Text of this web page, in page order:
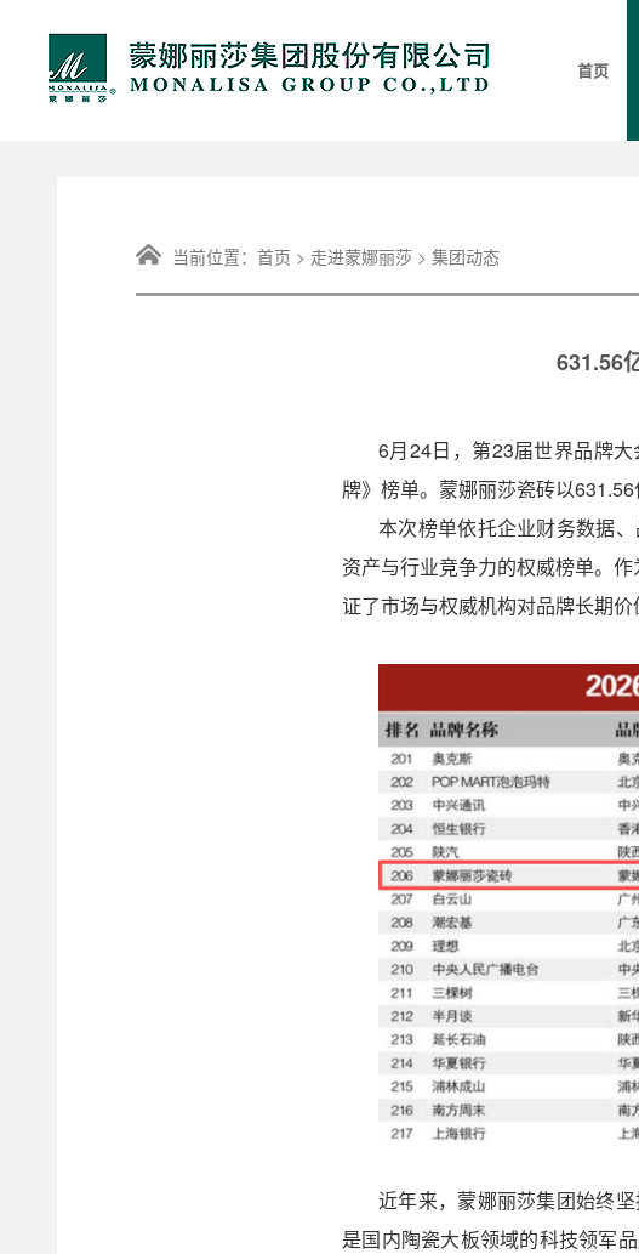
首页
当前位置： 首页 > 走进蒙娜丽莎 > 集团动态
631.56
6月24日，第23届世界品牌
牌》榜单。蒙娜丽莎瓷砖以
本次榜单依托企业财务数据
资产与行业竞争力的权威榜单。
证了市场与权威机构对品牌长期价
近年来，蒙娜丽莎集团始终
是国内陶瓷大板领域的科技领军